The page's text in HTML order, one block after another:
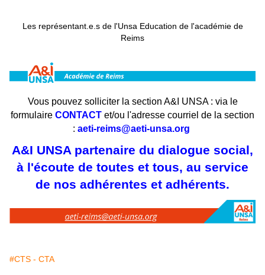
Les représentant.e.s de l'Unsa Education de l'académie de
Reims
Vous pouvez solliciter la section A&I UNSA : via le
formulaire CONTACT et/ou l'adresse courriel de la section
: aeti-reims@aeti-unsa.org
A&I UNSA partenaire du dialogue social,
à l'écoute de toutes et tous, au service
de nos adhérentes et adhérents.
#CTS - CTA